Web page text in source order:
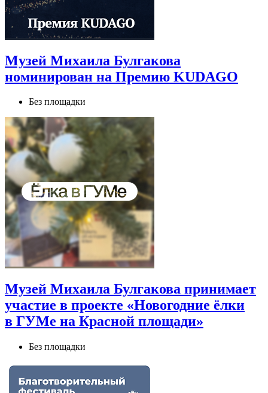
Музей Михаила Булгакова
номинирован на Премию KUDAGO
Без площадки
Музей Михаила Булгакова принимает
участие в проекте «Новогодние ёлки
в ГУМе на Красной площади»
Без площадки